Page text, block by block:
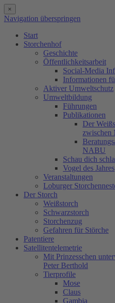
×
Navigation überspringen
Start
Storchenhof
Geschichte
Öffentlichkeitsarbeit
Social-Media
Informationen
Aktiver Umweltschutz
Umweltbildung
Führungen
Publikationen
Der
zwischen
NABU
Schau dich
Vogel des Jahres
Veranstaltungen
Loburger
Der Storch
Weißstorch
Schwarzstorch
Storchenzug
Gefahren für Störche
Patentiere
Satellitentelemetrie
Mit Prinzesschen
Peter Berthold
Tierprofile
Mose
Claus
Gambia